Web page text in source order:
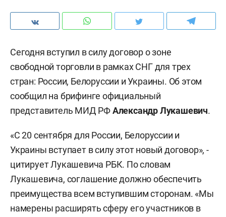
Сегодня вступил в силу договор о зоне
свободной торговли в рамках СНГ для трех
стран: России, Белоруссии и Украины. Об этом
сообщил на брифинге официальный
представитель МИД РФАлександр Лукашевич.
«С 20 сентября для России, Белоруссии и
Украины вступает в силу этот новый договор», -
цитирует Лукашевича РБК. По словам
Лукашевича, соглашение должно обеспечить
преимущества всем вступившим сторонам. «Мы
намерены расширять сферу его участников в